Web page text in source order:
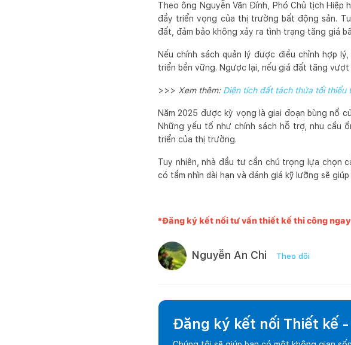
Theo ông Nguyễn Văn Đính, Phó Chủ tịch Hiệp
đầy triển vọng của thị trường bất động sản.
đất, đảm bảo không xảy ra tình trạng tăng giá
Nếu chính sách quản lý được điều chỉnh hợp
triển bền vững. Ngược lại, nếu giá đất tăng
>>> Xem thêm: Diện tích đất tách thửa tối thiểu
Năm 2025 được kỳ vọng là giai đoạn bùng nổ
Những yếu tố như chính sách hỗ trợ, nhu cầu
triển của thị trường.
Tuy nhiên, nhà đầu tư cần chú trọng lựa chọn
có tầm nhìn dài hạn và đánh giá kỹ lưỡng sẽ
*Đăng ký kết nối tư vấn thiết kế thi công
Nguyễn An Chi Theo dõi
Đăng ký kết nối Thiết kế